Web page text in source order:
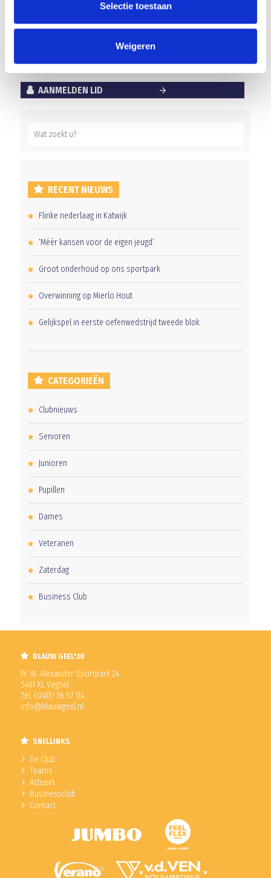
Selectie toestaan
Weigeren
Aanstaande zaterdag: Pre Season Tournament
AANMELDEN LID
RECENT NIEUWS
Flinke nederlaag in Katwijk
‘Méér kansen voor de eigen jeugd’
Groot onderhoud op ons sportpark
Overwinning op Mierlo Hout
Gelijkspel in eerste oefenwedstrijd tweede blok
CATEGORIEËN
Clubnieuws
Senioren
Junioren
Pupillen
Dames
Veteranen
Zaterdag
Business Club
BLAUW GEEL'38
Pr. W. Alexander Sportpark 24
5461 XL Veghel
Tel. (0413) 36 57 04
info@blauwgeel.nl
SNELLINKS
De Club
Teams
Actueel
Businessclub
Contact